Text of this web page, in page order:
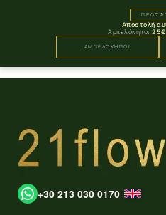
+30 213 030 0170
Αποστολή
Αμπελόκηποι25€
ΑΜΠΕΛΟΚΗΠΟΙ